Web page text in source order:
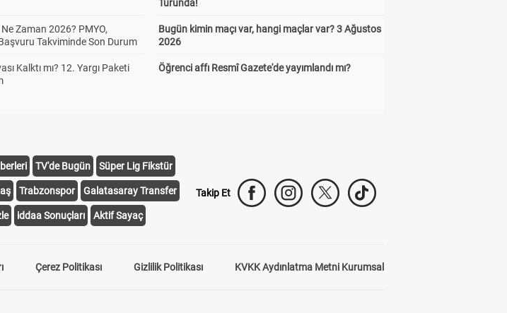
Zaman 2026? PMYO,
Takviminde Son Durum
Kalktı mı? 12. Yargı Paketi
Turunda!
Bugün kimin maçı var, hangi maçlar var? 3 Ağustos
2026
Öğrenci affı Resmî Gazete'de yayımlandı mı?
TV'de Bugün Süper Lig Fikstür
Trabzonspor Galatasaray Transfer
iddaa Sonuçları Aktif Sayaç
Takip Et
Çerez Politikası Gizlilik Politikası KVKK Aydınlatma Metni Kurumsal